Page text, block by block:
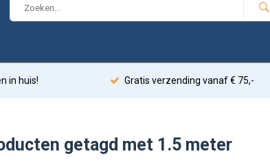
in huis! Gratis verzending vanaf € 75,-
getagd met 1.5 meter